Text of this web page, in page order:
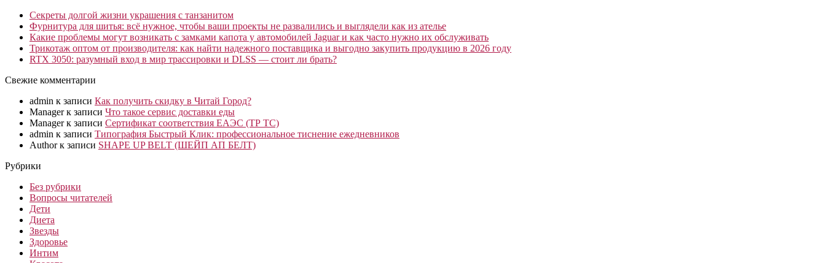
Секреты долгой жизни украшения с танзанитом
Фурнитура для шитья: всё нужное, чтобы ваши проекты не развалились и выглядели как из ателье
Какие проблемы могут возникать с замками капота у автомобилей Jaguar и как часто нужно их обслуживать
Трикотаж оптом от производителя: как найти надежного поставщика и выгодно закупить продукцию в 2026 году
RTX 3050: разумный вход в мир трассировки и DLSS — стоит ли брать?
Свежие комментарии
admin к записи Как получить скидку в Читай Город?
Managerк записи Что такое сервис доставки еды
Managerк записи Сертификат соответствия ЕАЭС (ТР ТС)
admin к записи Типография Быстрый Клик: профессиональное тиснение ежедневников
Authorк записи SHAPE UP BELT (ШЕЙП АП БЕЛТ)
Рубрики
Без рубрики
Вопросы читателей
Дети
Диета
Звезды
Здоровье
Интим